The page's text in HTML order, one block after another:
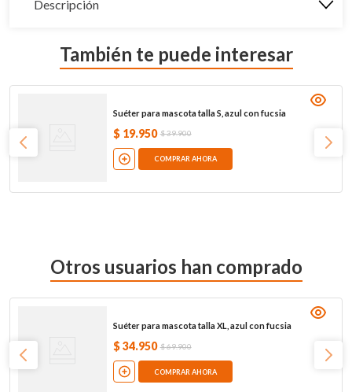
Descripción
También te puede interesar
Suéter para mascota talla S, azul con fucsia
$ 19.950 $39.900
COMPRAR AHORA
Otros usuarios han comprado
Suéter para mascota talla XL, azul con fucsia
$ 34.950 $69.900
COMPRAR AHORA